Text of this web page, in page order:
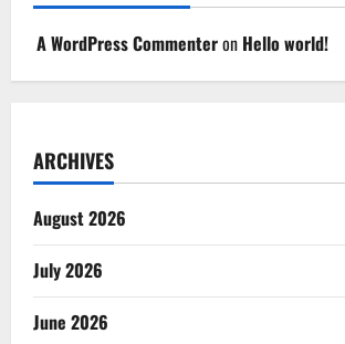
A WordPress Commenteron Hello world!
ARCHIVES
August 2026
July 2026
June 2026